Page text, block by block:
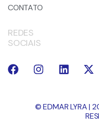
CONTATO
REDES
SOCIAIS
© EDMAR LYRA |